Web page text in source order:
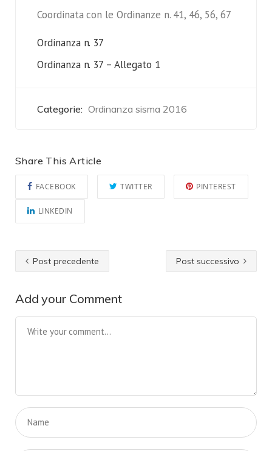
Coordinata con le Ordinanze n. 41, 46, 56, 67
Ordinanza n. 37
Ordinanza n. 37 – Allegato 1
Categorie: Ordinanza sisma 2016
Share This Article
FACEBOOK TWITTER PINTEREST
LINKEDIN
Post precedente Post successivo
Add your Comment